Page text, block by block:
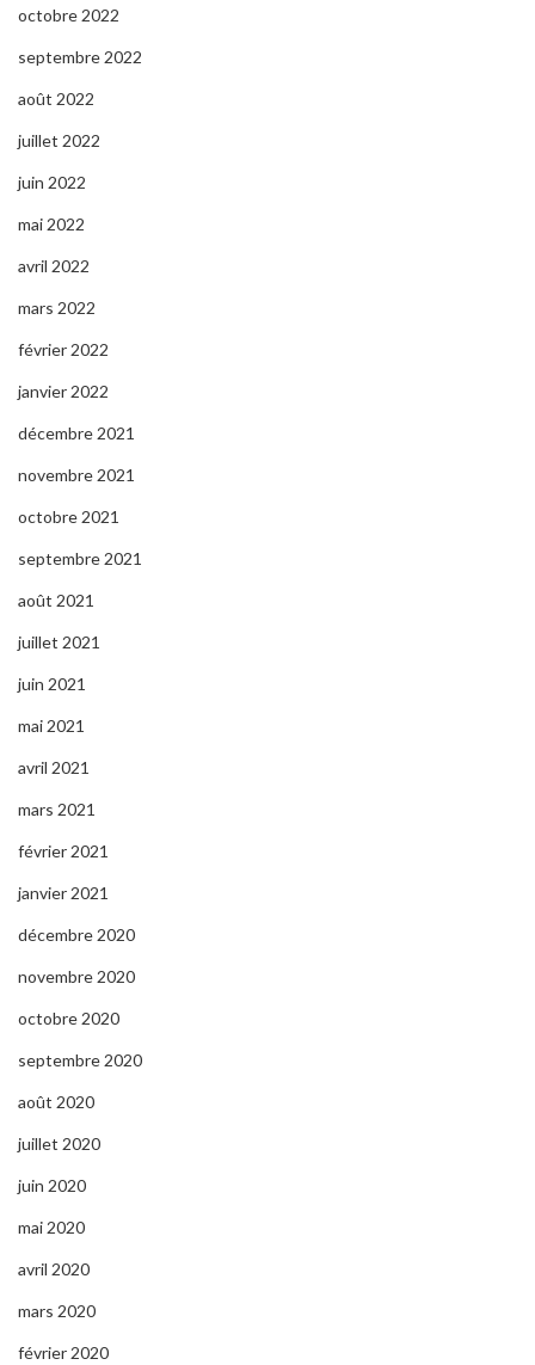
octobre 2022
septembre 2022
août 2022
juillet 2022
juin 2022
mai 2022
avril 2022
mars 2022
février 2022
janvier 2022
décembre 2021
novembre 2021
octobre 2021
septembre 2021
août 2021
juillet 2021
juin 2021
mai 2021
avril 2021
mars 2021
février 2021
janvier 2021
décembre 2020
novembre 2020
octobre 2020
septembre 2020
août 2020
juillet 2020
juin 2020
mai 2020
avril 2020
mars 2020
février 2020